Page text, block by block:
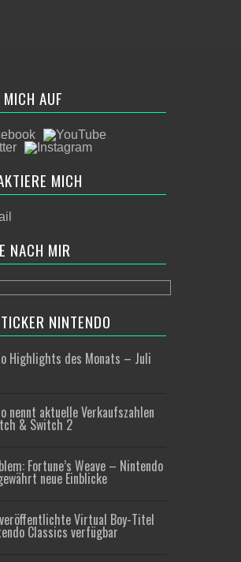
AUF
MICH
NACH MIR
NINTENDO
Highlights des Monats – Juli
nennt aktuelle Verkaufszahlen
& Switch 2
Fortune’s Weave – Nintendo
neue Einblicke
Virtual Boy-Titel
Classics verfügbar